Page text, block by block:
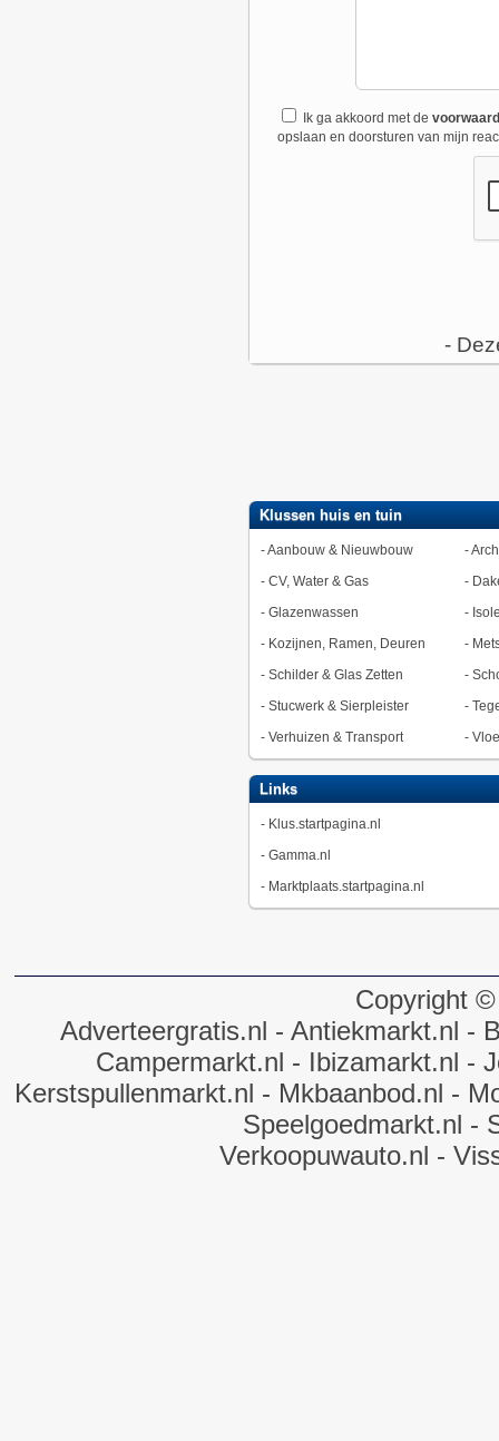
Ik ga akkoord met de
opslaan en doorsturen van mijn
-
Klussen huis en tuin
-Aanbouw & Nieuwbouw -
- CV, Water & Gas -
- Glazenwassen -
- Kozijnen, Ramen, Deuren -
- Schilder & Glas Zetten -
- Stucwerk & Sierpleister -
- Verhuizen & Transport -
Links
- Klus.startpagina.nl
- Gamma.nl
- Marktplaats.startpagina.nl
Copyright
Adverteergratis.nl - Antiekmarkt.nl -
Campermarkt.nl - Ibizamarkt.nl -
Kerstspullenmarkt.nl - Mkbaanbod.nl -
Speelgoedmarkt.nl -
Verkoopuwauto.nl -